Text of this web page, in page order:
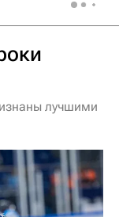
лучшими